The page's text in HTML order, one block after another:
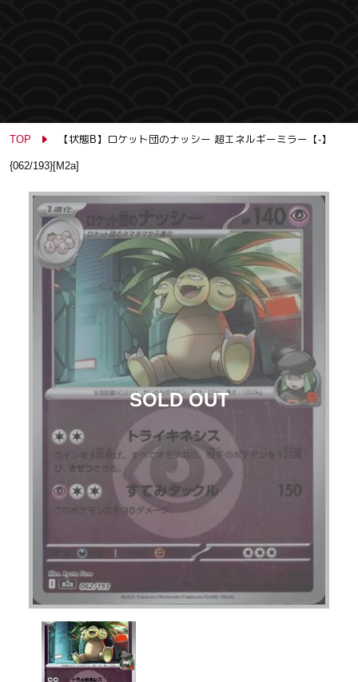
TOP 【状態B】ロケット団のナッシー 超エネルギーミラー【-】
{062/193}[M2a]